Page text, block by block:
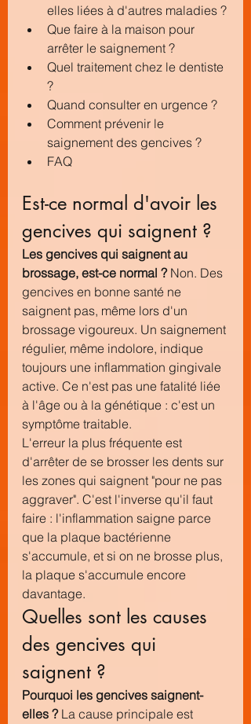
elles liées à d'autres maladies ?
Que faire à la maison pour
arrêter le saignement ?
Quel traitement chez le dentiste
?
Quand consulter en urgence ?
Comment prévenir le
saignement des gencives ?
FAQ
Est-ce normal d'avoir les
gencives qui saignent ?
Les gencives qui saignent au
brossage, est-ce normal ? Non. Des
gencives en bonne santé ne
saignent pas, même lors d'un
brossage vigoureux. Un saignement
régulier, même indolore, indique
toujours une inflammation gingivale
active. Ce n'est pas une fatalité liée
à l'âge ou à la génétique : c'est un
symptôme traitable.
L'erreur la plus fréquente est
d'arrêter de se brosser les dents sur
les zones qui saignent "pour ne pas
aggraver". C'est l'inverse qu'il faut
faire : l'inflammation saigne parce
que la plaque bactérienne
s'accumule, et si on ne brosse plus,
la plaque s'accumule encore
davantage.
Quelles sont les causes
des gencives qui
saignent ?
Pourquoi les gencives saignent-
elles ? La cause principale est